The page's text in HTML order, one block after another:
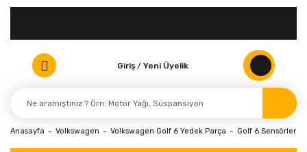
Giriş / Yeni Üyelik
Anasayfa Volkswagen Volkswagen Golf 6 Yedek Parça Golf 6 Sensörler